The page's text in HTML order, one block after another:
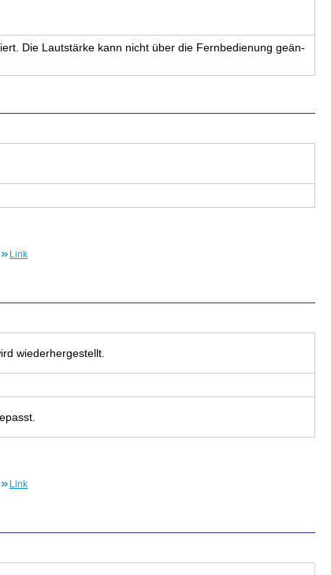
Die Laut­stär­ke kann nicht über die Fern­be­die­nung ge­än­
Link
wie­der­her­ge­stellt.
Link